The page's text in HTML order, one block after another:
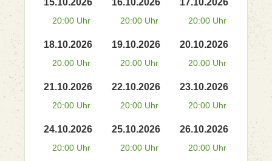
15.10.2026
20:00 Uhr
16.10.2026
20:00 Uhr
17.10.2026
20:00 Uhr
18.10.2026
20:00 Uhr
19.10.2026
20:00 Uhr
20.10.2026
20:00 Uhr
21.10.2026
20:00 Uhr
22.10.2026
20:00 Uhr
23.10.2026
20:00 Uhr
24.10.2026
20:00 Uhr
25.10.2026
20:00 Uhr
26.10.2026
20:00 Uhr